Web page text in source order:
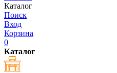
Каталог
Поиск
Вход
Корзина
0
Каталог